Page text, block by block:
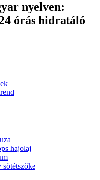
nyelven:
órás hidratáló
hajolaj